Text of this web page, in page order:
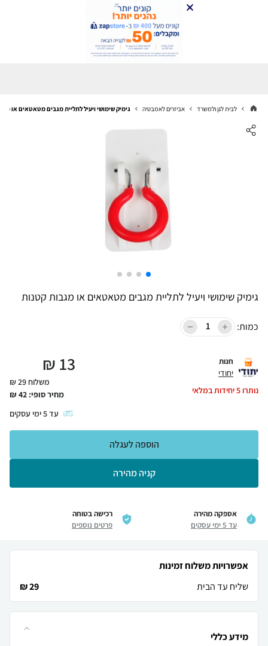
לבית לגן ולמשרד אביזרים לאמבטיה גימיק שימושי ויעיל לתליית מגבים מטאטאים או
גימיק שימושי ויעיל לתליית מגבים מטאטאים או מגבות קטנות
כמות:
חנות
יחודי
נותרו5יחידות במלאי
13
₪
משלוח 29 ₪
מחיר סופי: 42
₪
עד5ימי עסקים
קניה מהירה
הוספה לעגלה
אספקה מהירה
עד 5 ימי עסקים
רכישה בטוחה
פרטים נוספים
אפשרויות משלוח זמינות
שליח עד הבית
29 ₪
מידע כללי